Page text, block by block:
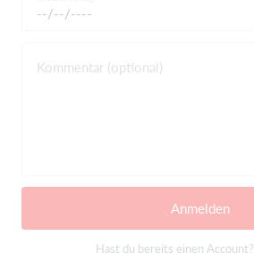
Kommentar (optional)
Anmelden
Hast du bereits einen Account?